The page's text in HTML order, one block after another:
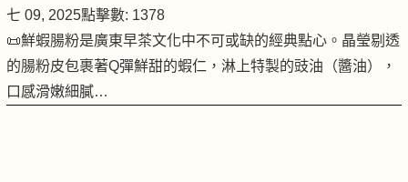
七 09, 2025點擊數: 1378
📜鮮蝦腸粉是廣東早茶文化中不可或缺的經典點心。晶瑩剔透
的腸粉皮包裹著Q彈鮮甜的蝦仁，淋上特製的豉油（醬油），
口感滑嫩細膩…